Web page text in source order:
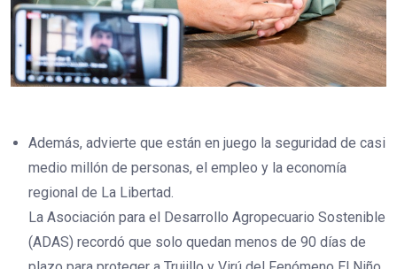
Además, advierte que están en juego la seguridad de casi
medio millón de personas, el empleo y la economía
regional de La Libertad.
La Asociación para el Desarrollo Agropecuario Sostenible
(ADAS) recordó que solo quedan menos de 90 días de